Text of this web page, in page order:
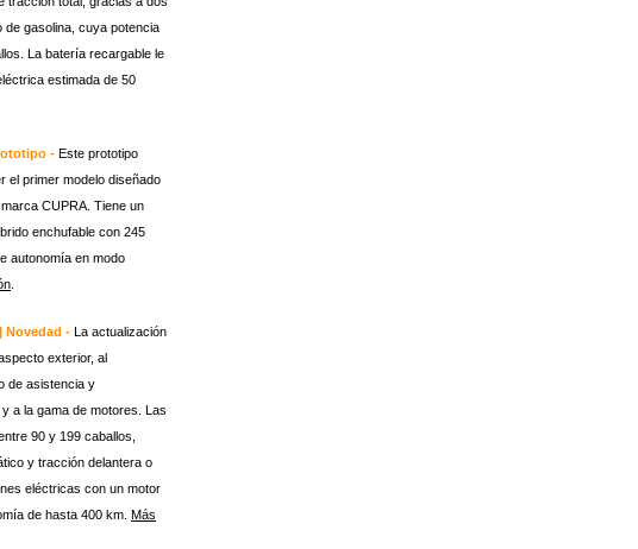
gasolina, cuya potencia
La batería recargable le
estimada de 50
- Este prototipo
el primer modelo diseñado
CUPRA. Tiene un
enchufable con 245
autonomía en modo
Novedad - La actualización
exterior, al
de asistencia y
a la gama de motores. Las
90 y 199 caballos,
y tracción delantera o
eléctricas con un motor
de hasta 400 km. Más